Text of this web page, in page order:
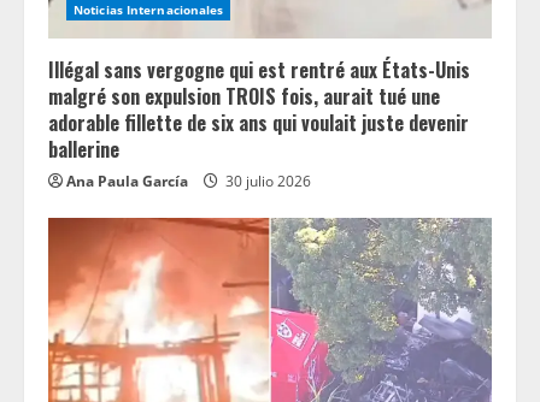
Noticias Internacionales
Illégal sans vergogne qui est rentré aux États-Unis
malgré son expulsion TROIS fois, aurait tué une
adorable fillette de six ans qui voulait juste devenir
ballerine
Ana Paula García 30 julio 2026